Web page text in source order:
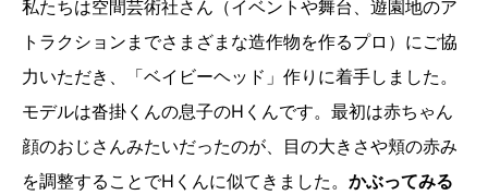
私たちは空間芸術社さん（イベントや舞台、遊園地のア
トラクションまでさまざまな造作物を作るプロ）にご協
力いただき、「ベイビーヘッド」作りに着手しました。
モデルは沓掛くんの息子のHくんです。最初は赤ちゃん
顔のおじさんみたいだったのが、目の大きさや頬の赤み
を調整することでHくんに似てきました。 かぶってみる